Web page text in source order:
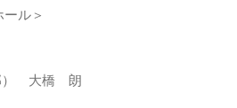
ル＞
） 大橋 朗